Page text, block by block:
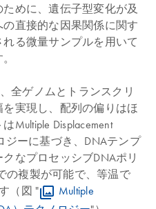
めに、遺伝子型変化が及
直接的な因果関係に関す
る微量サンプルを用いて
、全ゲノムとトランスクリ
実現し、配列の偏りはほ
Multiple Displacement
ジーに基づき、DNAテンプ
なプロセッシブDNAポリ
の複製が可能で、等温で
（図 "
Multiple